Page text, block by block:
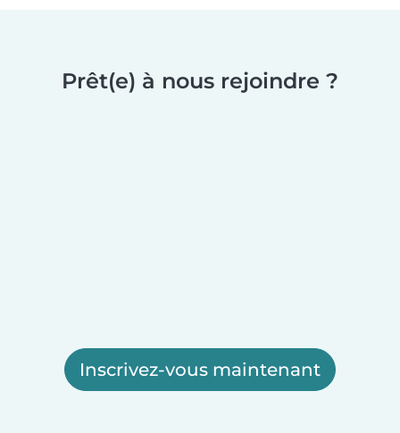
Prêt(e) à nous rejoindre ?
Inscrivez-vous maintenant